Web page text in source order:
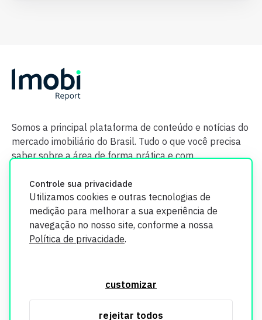
Controle sua privacidade
Utilizamos cookies e outras tecnologias de
medição para melhorar a sua experiência de
navegação no nosso site, conforme a nossa
Política de privacidade.
customizar
rejeitar todos
Somos a principal plataforma de conteúdo e notícias do
mercado imobiliário do Brasil. Tudo o que você precisa
saber sobre a área de forma prática e com
segurança. Todos os dados coletados em nosso site são
utilizados exclusivamente para fins de aprimoramento de
informações, consulte nossa Política de Privacidade.